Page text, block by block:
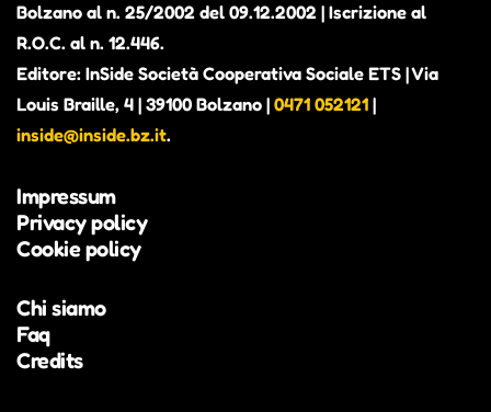
Bolzano al n. 25/2002 del 09.12.2002 | Iscrizione al
R.O.C. al n. 12.446.
Editore: InSide Società Cooperativa Sociale ETS | Via
Louis Braille, 4 | 39100 Bolzano | 0471 052121 |
inside@inside.bz.it.
Impressum
Privacy policy
Cookie policy
Chi siamo
Faq
Credits